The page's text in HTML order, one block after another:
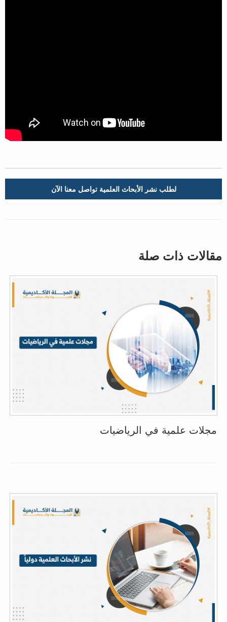
لطلب نشر الأبحاث العلمية تواصل معنا الآن
مقالات ذات صلة
مجلات علمية في الرياضيات